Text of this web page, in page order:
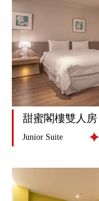
甜蜜閣樓雙人房
Junior Suite